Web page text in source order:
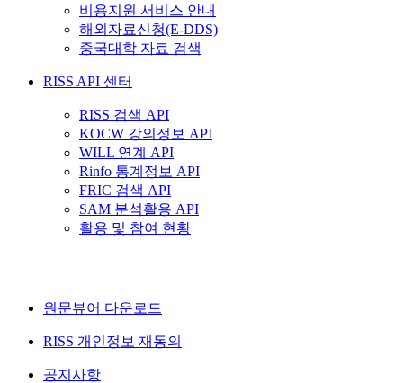
비용지원 서비스 안내
해외자료신청(E-DDS)
중국대학 자료 검색
RISS API 센터
RISS 검색 API
KOCW 강의정보 API
WILL 연계 API
Rinfo 통계정보 API
FRIC 검색 API
SAM 분석활용 API
활용 및 참여 현황
원문뷰어 다운로드
RISS 개인정보 재동의
공지사항